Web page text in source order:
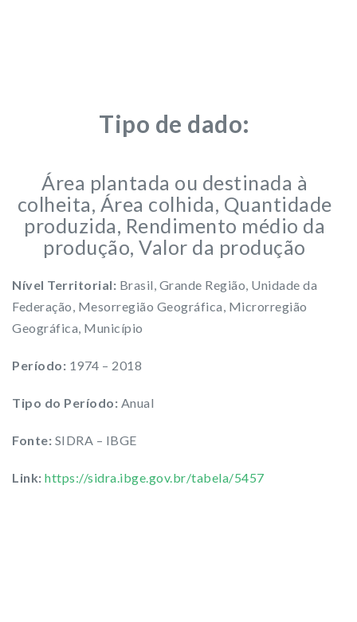
Tipo de dado:
Área plantada ou destinada à
colheita, Área colhida, Quantidade
produzida, Rendimento médio da
produção, Valor da produção
Nível Territorial: Brasil, Grande Região, Unidade da
Federação, Mesorregião Geográfica, Microrregião
Geográfica, Município
Período: 1974 – 2018
Tipo do Período: Anual
Fonte: SIDRA – IBGE
Link: https://sidra.ibge.gov.br/tabela/5457